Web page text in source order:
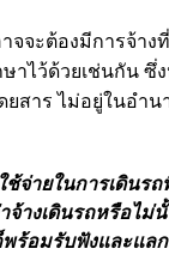
จจะต้องมีการจ้า
ไว้ด้วยเช่นกัน ซึ่
สาร ไม่อยู่ในอำ
ช้จ่ายในการเดิน
างเดินรถหรือไม่
ร้อมรับฟังและแล